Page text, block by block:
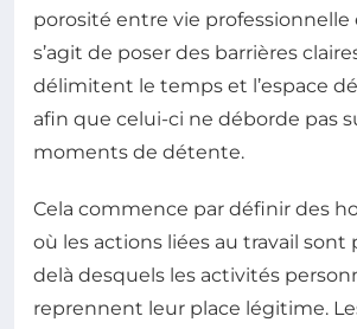
porosité entre vie professionnelle
s’agit de poser des barrières
délimitent le temps et l’espace
afin que celui-ci ne déborde pas
moments de détente.
Cela commence par définir des
où les actions liées au travail sont
delà desquels les activités
reprennent leur place légitime.